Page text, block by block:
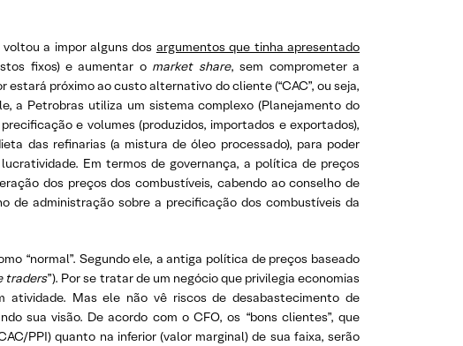
a impor alguns dos argumentos que tinha apresentado
fixos) e aumentar o market share, sem comprometer a
próximo ao custo alternativo do cliente (“CAC”, ou seja,
a Petrobras utiliza um sistema complexo (Planejamento do
e volumes (produzidos, importados e exportados),
das refinarias (a mistura de óleo processado), para poder
Em termos de governança, a política de preços
dos preços dos combustíveis, cabendo ao conselho de
de administração sobre a precificação dos combustíveis da
“normal”. Segundo ele, a antiga política de preços baseado
traders”). Por se tratar de um negócio que privilegia economias
atividade. Mas ele não vê riscos de desabastecimento de
sua visão. De acordo com o CFO, os “bons clientes”, que
PPI) quanto na inferior (valor marginal) de sua faixa, serão